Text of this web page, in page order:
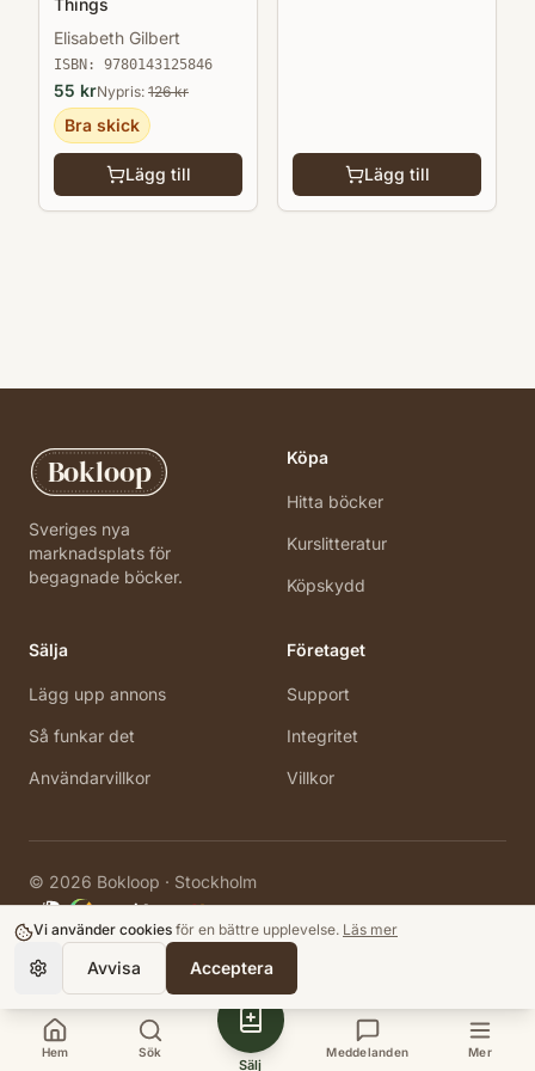
Elisabeth Gilbert
ISBN: 9780143125846
55 krNypris: 126kr
Bra skick
Lägg till Lägg till
Bokloop
Sveriges nya
marknadsplats för
begagnade böcker.
Köpa
Hitta böcker
Kurslitteratur
Köpskydd
Sälja
Lägg upp annons
Så funkar det
Användarvillkor
Företaget
Support
Integritet
Villkor
© 2026 Bokloop · Stockholm
Hem Sök
Sälj
Meddelanden Mer
Vi använder cookies för en bättre upplevelse. Läs mer
Avvisa Acceptera